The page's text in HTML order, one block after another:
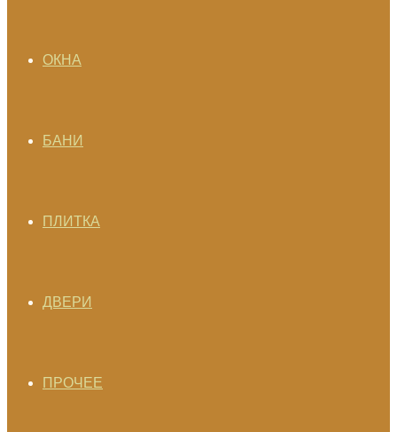
ОКНА
БАНИ
ПЛИТКА
ДВЕРИ
ПРОЧЕЕ